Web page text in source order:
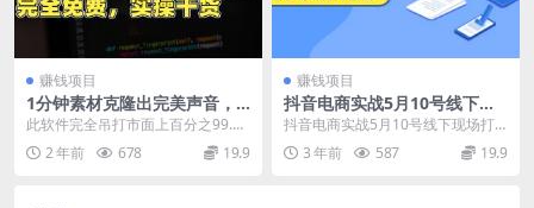
赚钱项目
1分钟素材克隆出完美声音，
秒杀市面所有配音软件，完全
免费，实操干货+软件
此软件完全吊打市面上百分之99.9
的配音软件，做自媒体必备，目前A
I领域市场巨大...
2 年前 678 19.9
赚钱项目
抖音电商实战5月10号线下现
场打号录屏，从100多人录
的，总共41分钟
抖音电商实战5月10号线下现场打
号录屏，从100多人录的，总共41
分钟 资源下载...
3 年前 587 19.9